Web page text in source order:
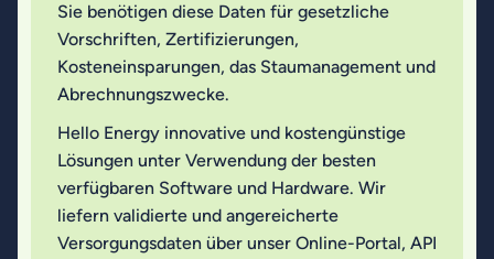
Sie benötigen diese Daten für gesetzliche
Vorschriften, Zertifizierungen,
Kosteneinsparungen, das Staumanagement und
Abrechnungszwecke.
Hello Energy innovative und kostengünstige
Lösungen unter Verwendung der besten
verfügbaren Software und Hardware. Wir
liefern validierte und angereicherte
Versorgungsdaten über unser Online-Portal, API